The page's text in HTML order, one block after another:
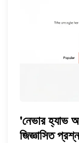
'নেভার হ্যাভ
জিজ্ঞাসিত